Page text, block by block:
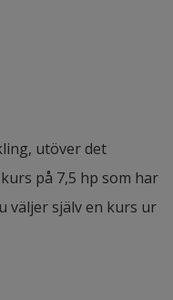
utöver det
på 7,5 hp som har
väljer själv en kurs ur